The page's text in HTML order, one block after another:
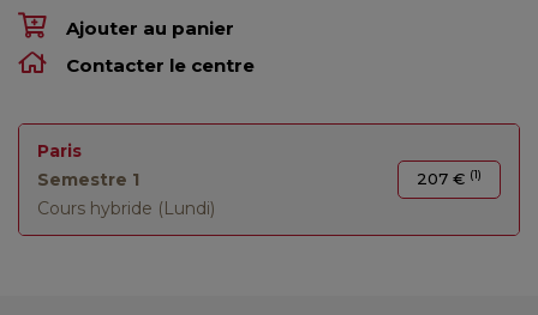
Ajouter au panier
Contacter le centre
Paris
Semestre 1
Cours hybride (Lundi)
207 € (1)